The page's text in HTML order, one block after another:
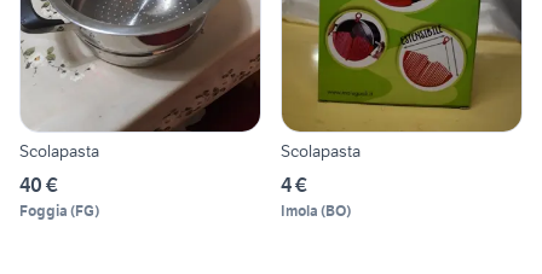
Scolapasta
40 €
Foggia (FG)
Scolapasta
4 €
Imola (BO)